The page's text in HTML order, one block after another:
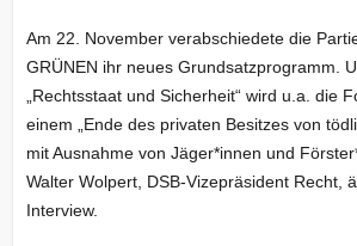
Am 22. November verabschiedete die
GRÜNEN ihr neues Grundsatzprogramm.
„Rechtsstaat und Sicherheit“ wird u.a. die
einem „Ende des privaten Besitzes von
mit Ausnahme von Jäger*innen und
Walter Wolpert, DSB-Vizepräsident Recht,
Interview.